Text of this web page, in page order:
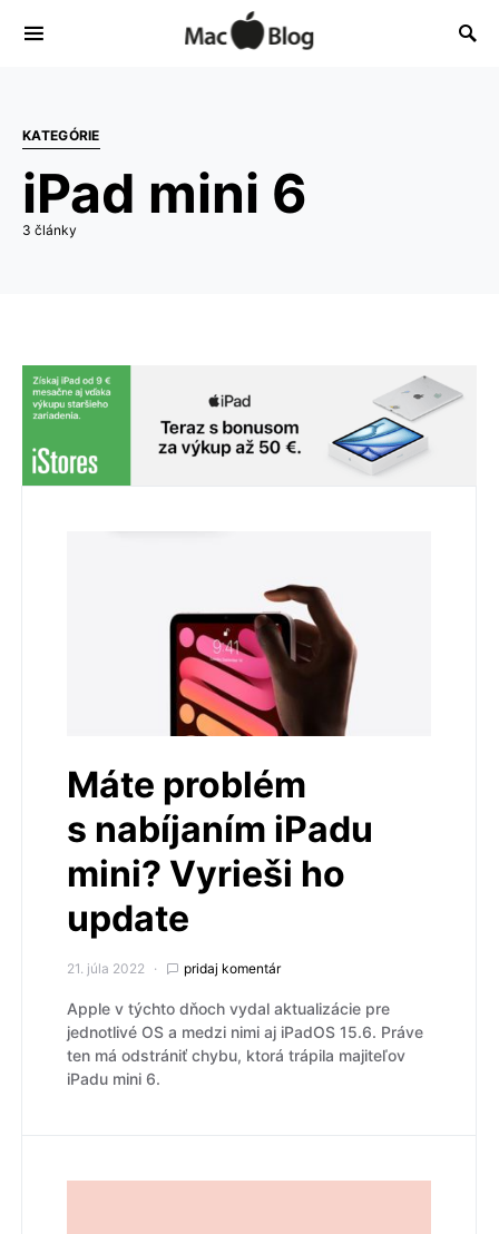
KATEGÓRIE
iPad mini 6
3 články
Máte problém
s nabíjaním iPadu
mini? Vyrieši ho
update
21. júla 2022 pridaj komentár
Apple v týchto dňoch vydal aktualizácie pre
jednotlivé OS a medzi nimi aj iPadOS 15.6. Práve
ten má odstrániť chybu, ktorá trápila majiteľov
iPadu mini 6.